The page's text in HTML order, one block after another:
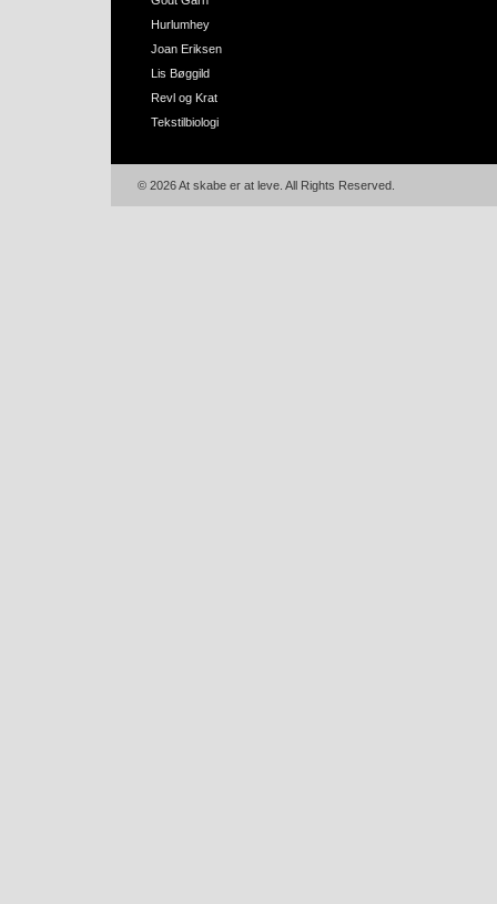
Hurlumhey
Joan Eriksen
Lis Bøggild
Revl og Krat
Tekstilbiologi
© 2026 At skabe er at leve. All Rights Reserved.